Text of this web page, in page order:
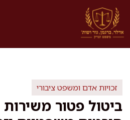
לדלג
לתוכן
זכויות אדם ומשפט ציבורי
ביטול פטור